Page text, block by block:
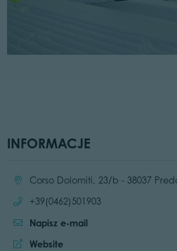
INFORMACJE
Location:Corso Dolomiti, 23/b - 38037
Call:
+39(0462)501903
Napisz e-mail
Website:
Website